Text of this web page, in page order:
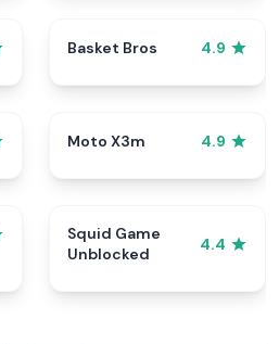
Basket Bros 4.9
Moto X3m 4.9
Squid Game
Unblocked
4.4